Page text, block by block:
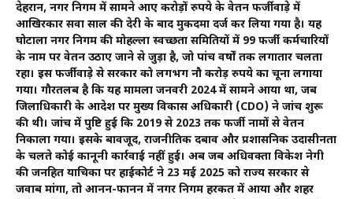
देहरादून, नगर निगम में सामने आए करोड़ों रुपये के वेतन फर्जीवाड़े में
आखिरकार सवा साल की देरी के बाद मुकदमा दर्ज कर लिया गया है। यह
घोटाला नगर निगम की मोहल्ला स्वच्छता समितियों में 99 फर्जी कर्मचारियों
के नाम पर वेतन उठाए जाने से जुड़ा है, जो पांच वर्षों तक लगातार चलता
रहा। इस फर्जीवाड़े से सरकार को लगभग नौ करोड़ रुपये का चूना लगाया
गया। गौरतलब है कि यह मामला जनवरी 2024 में सामने आया था, जब
जिलाधिकारी के आदेश पर मुख्य विकास अधिकारी (CDO) ने जांच शुरू
की थी। जांच में पुष्टि हुई कि 2019 से 2023 तक फर्जी नामों से वेतन
निकाला गया। इसके बावजूद, राजनीतिक दबाव और प्रशासनिक उदासीनता
के चलते कोई कानूनी कार्रवाई नहीं हुई। अब जब अधिवक्ता विकेश नेगी
की जनहित याचिका पर हाईकोर्ट ने 23 मई 2025 को राज्य सरकार से
जवाब मांगा, तो आनन-फानन में नगर निगम हरकत में आया और शहर